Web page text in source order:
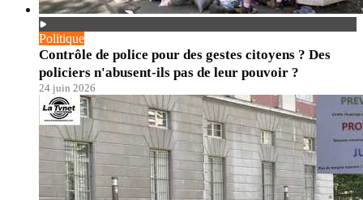
Politique
Contrôle de police pour des gestes citoyens ? Des
policiers n'abusent-ils pas de leur pouvoir ?
24 juin 2026